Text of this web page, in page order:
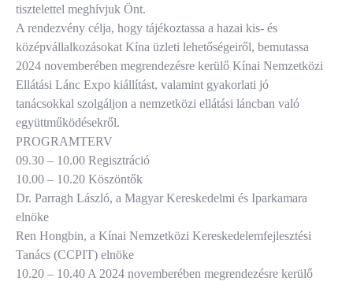
tisztelettel meghívjuk Önt.
A rendezvény célja, hogy tájékoztassa a hazai kis- és
középvállalkozásokat Kína üzleti lehetőségeiről, bemutassa
2024 novemberében megrendezésre kerülő Kínai Nemzetközi
Ellátási Lánc Expo kiállítást, valamint gyakorlati jó
tanácsokkal szolgáljon a nemzetközi ellátási láncban való
együttműködésekről.
PROGRAMTERV
09.30 – 10.00 Regisztráció
10.00 – 10.20 Köszöntők
Dr. Parragh László, a Magyar Kereskedelmi és Iparkamara
elnöke
Ren Hongbin, a Kínai Nemzetközi Kereskedelemfejlesztési
Tanács (CCPIT) elnöke
10.20 – 10.40 A 2024 novemberében megrendezésre kerülő